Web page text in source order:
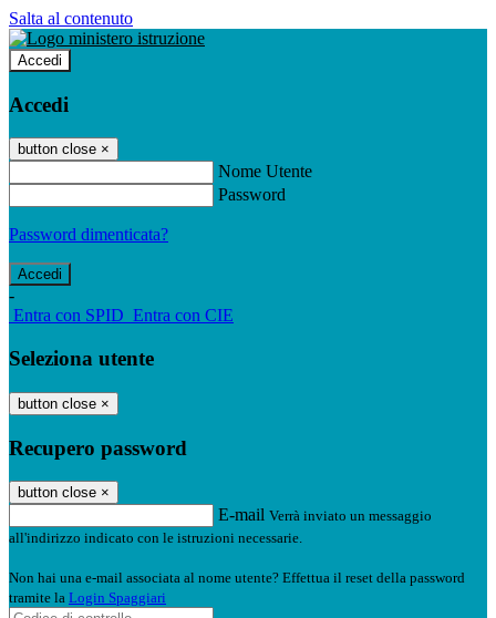
Salta al contenuto
Accedi
Accedi
button close ×
Nome Utente
Password
Password dimenticata?
-
Entra con SPID Entra con CIE
Seleziona utente
button close ×
Recupero password
button close ×
E-mail Verrà inviato un messaggio
all'indirizzo indicato con le istruzioni necessarie.
Non hai una e-mail associata al nome utente? Effettua il reset della password
tramite la Login Spaggiari